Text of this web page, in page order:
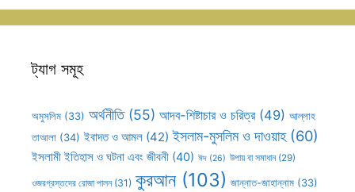
ট্যাগ সমূহ
অমুসলিম (33) অর্থনীতি(55) আদব-শিষ্টাচার ও চরিত্র(49) আল্লাহ
তাআলা (34) ইবাদত ও আমল (42) ইসলাম-মুসলিম ও দাওয়াহ(60)
ইসলামী ইতিহাস ও ঘটনা এবং জীবনী (40) ঈদ (26) উপায় বা সমাধান(29)
ওজরগ্রস্তদের রোজা পালন(31) কুরআন(103) জান্নাত-জাহান্নাম (33)